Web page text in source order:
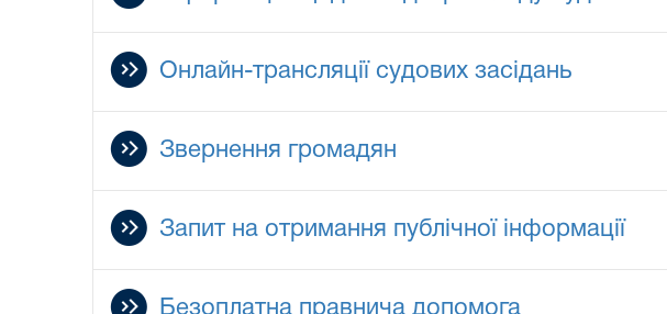
Онлайн-трансляції судових засідань
Звернення громадян
Запит на отримання публічної інформації
Безоплатна правнича допомога